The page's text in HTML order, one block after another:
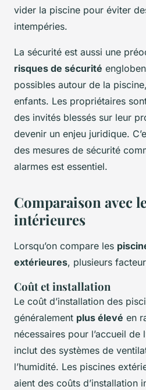
vider la piscine pour éviter
intempéries.
La sécurité est aussi une
risques de sécurité
possibles autour de la
enfants. Les propriétaires
des invités blessés sur leur
devenir un enjeu juridique.
des mesures de sécurité
alarmes est essentiel.
Comparaison avec
intérieures
Lorsqu’on compare les
extérieures, plusieurs
Coût et installation
Le coût d’installation des
généralement plus élevé en
nécessaires pour l’accueil de
inclut des systèmes de
l’humidité. Les piscines
aient des coûts d’installation